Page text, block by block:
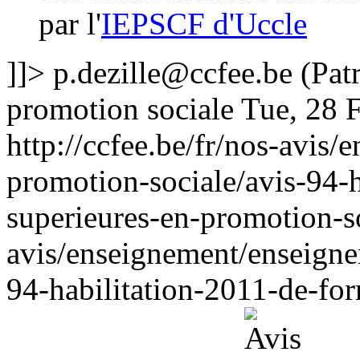
par l'IEPSCF d'Uccle
]]> p.dezille@ccfee.be
promotion sociale Tue, 28
http://ccfee.be/fr/nos-avis/
promotion-sociale/avis-
superieures-en-promotion-
avis/enseignement/
94-habilitation-2011-de-